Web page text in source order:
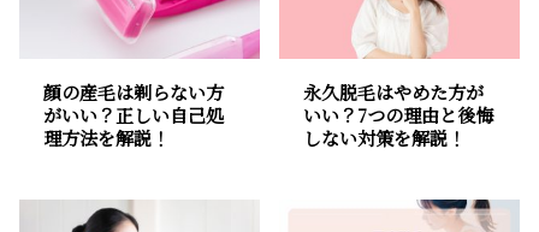
顔の産毛は剃らない方
がいい？正しい自己処
理方法を解説！
永久脱毛はやめた方が
いい？7つの理由と後悔
しない対策を解説！